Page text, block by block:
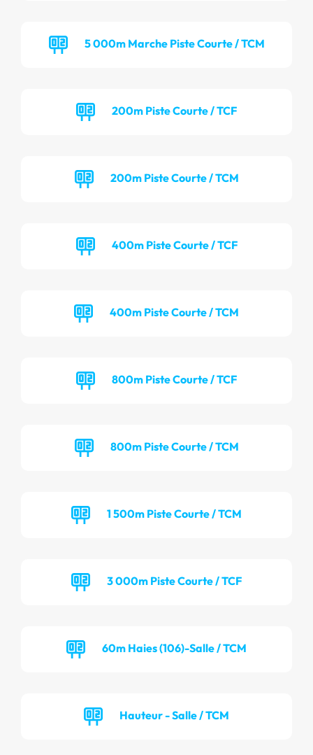
5 000m Marche Piste Courte / TCM
200m Piste Courte / TCF
200m Piste Courte / TCM
400m Piste Courte / TCF
400m Piste Courte / TCM
800m Piste Courte / TCF
800m Piste Courte / TCM
1 500m Piste Courte / TCM
3 000m Piste Courte / TCF
60m Haies (106)-Salle / TCM
Hauteur - Salle / TCM